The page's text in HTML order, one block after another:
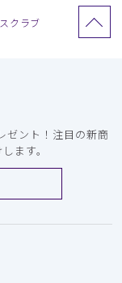
クラブ
ゼント！注目の新商
ます。